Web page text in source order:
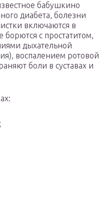
бабушкино
диабета, болезни
включаются в
борются с простатитом,
дыхательной
воспалением ротовой
боли в суставах и